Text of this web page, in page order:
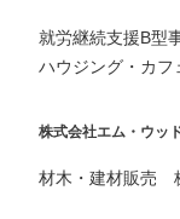
就労継続支援B型
ハウジング・カフ
株式会社エム・ウッ
材木・建材販売